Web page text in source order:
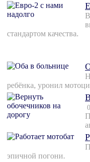
стандартом качества.
ребёнка, уронил
эпичной погони.